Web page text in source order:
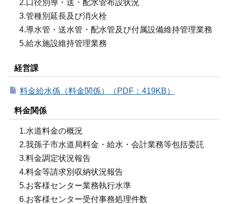
2.口径別導・送・配水管布設状況
3.管種別延長及び消火栓
4.導水管・送水管・配水管及び付属設備維持管理業務
5.給水施設維持管理業務
経営課
料金給水係（料金関係）（PDF：419KB）
料金関係
1.水道料金の概況
2.我孫子市水道局料金・給水・会計業務等包括委託
3.料金調定状況報告
4.料金等請求別収納状況報告
5.お客様センター業務執行水準
6.お客様センター受付事務処理件数